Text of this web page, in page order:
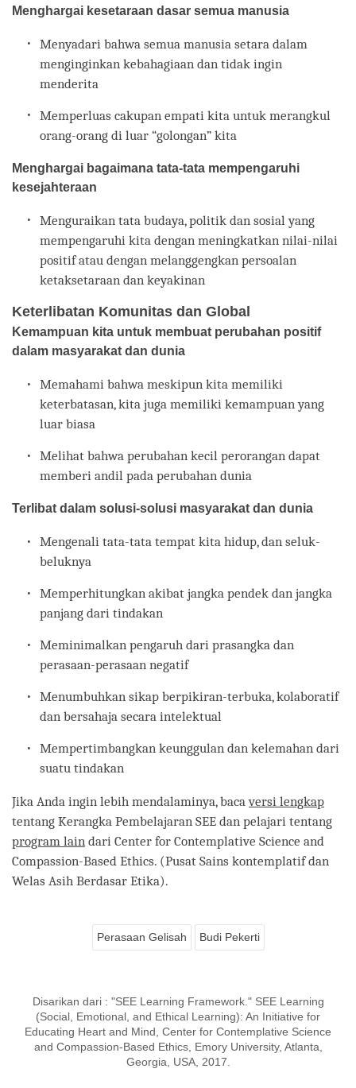
Menghargai kesetaraan dasar semua manusia
Menyadari bahwa semua manusia setara dalam
menginginkan kebahagiaan dan tidak ingin
menderita
Memperluas cakupan empati kita untuk merangkul
orang-orang di luar “golongan” kita
Menghargai bagaimana tata-tata mempengaruhi
kesejahteraan
Menguraikan tata budaya, politik dan sosial yang
mempengaruhi kita dengan meningkatkan nilai-nilai
positif atau dengan melanggengkan persoalan
ketaksetaraan dan keyakinan
Keterlibatan Komunitas dan Global
Kemampuan kita untuk membuat perubahan positif
dalam masyarakat dan dunia
Memahami bahwa meskipun kita memiliki
keterbatasan, kita juga memiliki kemampuan yang
luar biasa
Melihat bahwa perubahan kecil perorangan dapat
memberi andil pada perubahan dunia
Terlibat dalam solusi-solusi masyarakat dan dunia
Mengenali tata-tata tempat kita hidup, dan seluk-
beluknya
Memperhitungkan akibat jangka pendek dan jangka
panjang dari tindakan
Meminimalkan pengaruh dari prasangka dan
perasaan-perasaan negatif
Menumbuhkan sikap berpikiran-terbuka, kolaboratif
dan bersahaja secara intelektual
Mempertimbangkan keunggulan dan kelemahan dari
suatu tindakan
Jika Anda ingin lebih mendalaminya, bacaversi lengkap
tentang Kerangka Pembelajaran SEE dan pelajari tentang
program lain dari Center for Contemplative Science and
Compassion-Based Ethics. (Pusat Sains kontemplatif dan
Welas Asih Berdasar Etika).
Perasaan Gelisah Budi Pekerti
Disarikan dari : "SEE Learning Framework." SEE Learning
(Social, Emotional, and Ethical Learning): An Initiative for
Educating Heart and Mind, Center for Contemplative Science
and Compassion-Based Ethics, Emory University, Atlanta,
Georgia, USA, 2017.